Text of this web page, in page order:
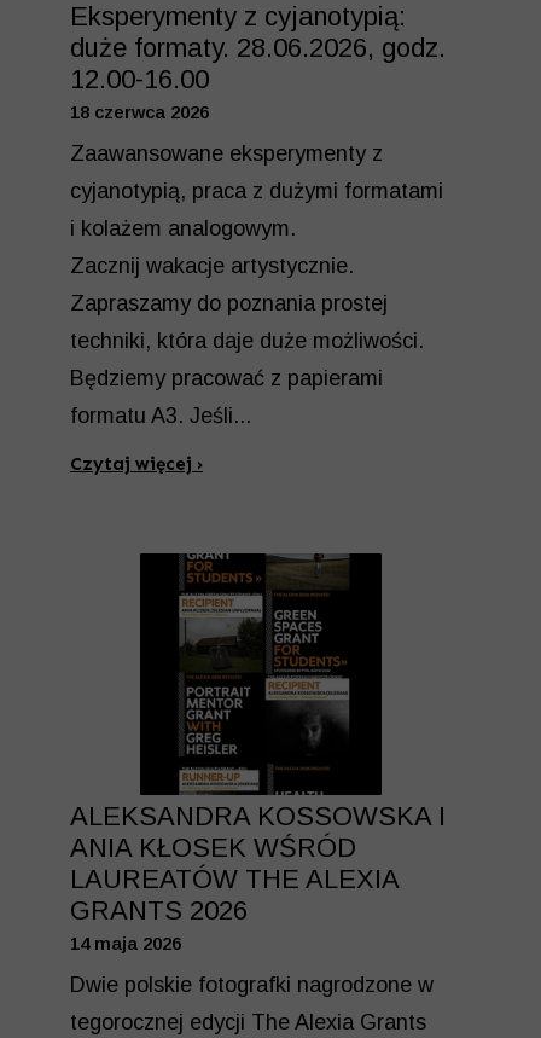
Eksperymenty z cyjanotypią:
duże formaty. 28.06.2026, godz.
12.00-16.00
18 czerwca 2026
Zaawansowane eksperymenty z
cyjanotypią, praca z dużymi formatami
i kolażem analogowym.
Zacznij wakacje artystycznie.
Zapraszamy do poznania prostej
techniki, która daje duże możliwości.
Będziemy pracować z papierami
formatu A3. Jeśli...
Czytaj więcej ›
ALEKSANDRA KOSSOWSKA I
ANIA KŁOSEK WŚRÓD
LAUREATÓW THE ALEXIA
GRANTS 2026
14 maja 2026
Dwie polskie fotografki nagrodzone w
tegorocznej edycji The Alexia Grants